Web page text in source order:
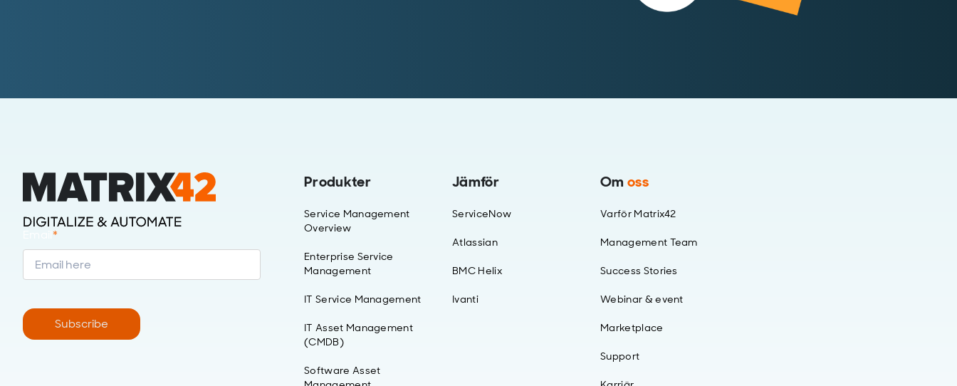
*
Subscribe
Produkter
Service Management
Overview
Enterprise Service
Management
IT Service Management
IT Asset Management
(CMDB)
Software Asset
Jämför
ServiceNow
Atlassian
BMC Helix
Ivanti
Om oss
Varför Matrix42
Management Team
Success Stories
Webinar & event
Marketplace
Support